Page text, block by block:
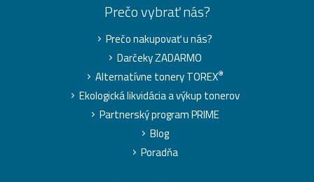
Prečo vybrať nás?
Prečo nakupovať u nás?
Darčeky ZADARMO
Alternatívne tonery TOREX®
Ekologická likvidácia a výkup tonerov
Partnerský program PRIME
Blog
Poradňa